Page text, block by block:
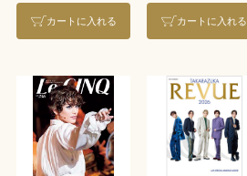
カートに入れる カートに入れる